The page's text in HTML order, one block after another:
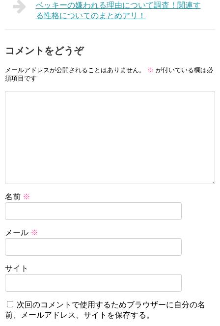
ベッキーの嫌われる理由について調査！関連す
る性格についてのまとめアリ！
コメントをどうぞ
メールアドレスが公開されることはありません。 ※ が付いている欄は必
須項目です
名前 ※
メール ※
サイト
次回のコメントで使用するためブラウザーに自分の名
前、メールアドレス、サイトを保存する。